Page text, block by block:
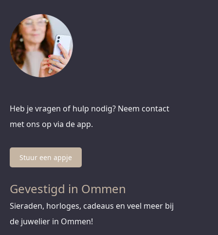
Heb je vragen of hulp nodig? Neem contact
met ons op via de app.
Stuur een appje
Gevestigd in Ommen
Sieraden, horloges, cadeaus en veel meer bij
de juwelier in Ommen!